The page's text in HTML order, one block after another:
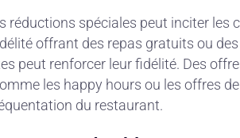
réductions spéciales peut inciter les
offrant des repas gratuits ou des
peut renforcer leur fidélité. Des
les happy hours ou les offres de
du restaurant.